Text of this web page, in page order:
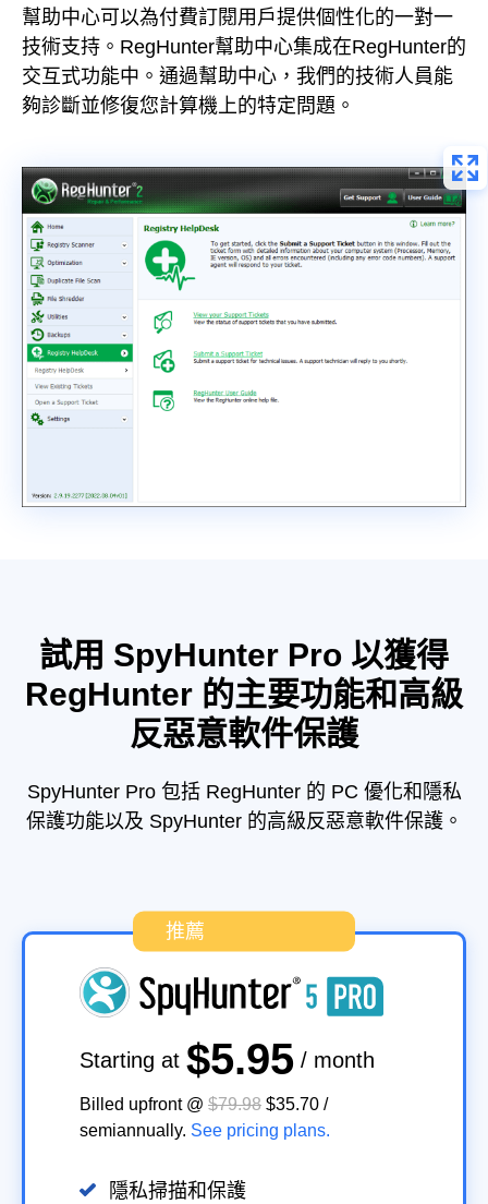
幫助中心可以為付費訂閱用戶提供個性化的一對一
技術支持。RegHunter幫助中心集成在RegHunter的
交互式功能中。通過幫助中心，我們的技術人員能
夠診斷並修復您計算機上的特定問題。
試用 SpyHunter Pro 以獲得
RegHunter 的主要功能和高級
反惡意軟件保護
SpyHunter Pro 包括 RegHunter 的 PC 優化和隱私
保護功能以及 SpyHunter 的高級反惡意軟件保護。
推薦
Starting at $5.95 / month
Billed upfront @ $79.98 $35.70 /
semiannually. See pricing plans.
隱私掃描和保護